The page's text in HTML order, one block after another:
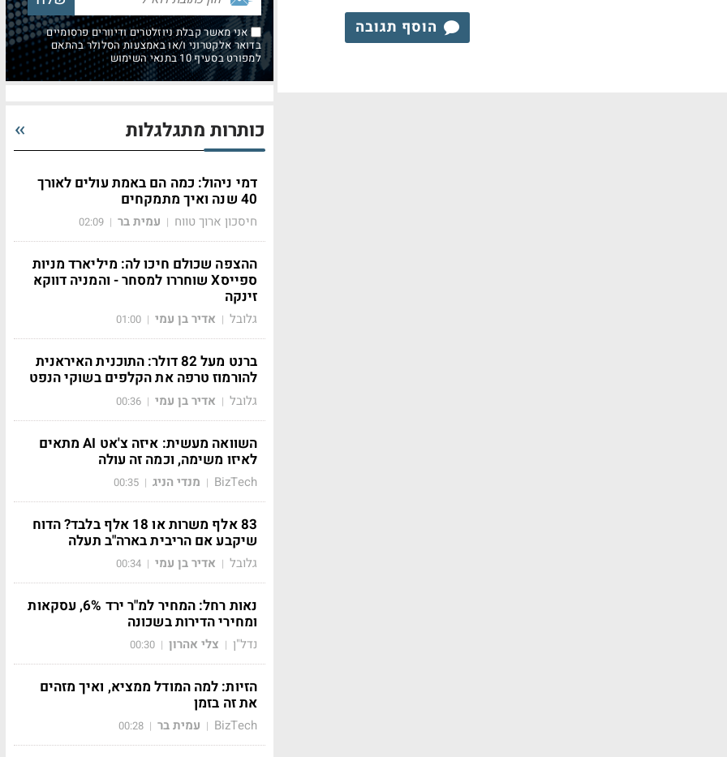
הוסף תגובה
אני מאשר קבלת ניוזלטרים ודיוורים פרסומיים
בדואר אלקטרוני ו/או באמצעות הסלולר בהתאם
למפורט בסעיף 10 בתנאי השימוש
כותרות מתגלגלות
דמי ניהול: כמה הם באמת עולים לאורך
40 שנה ואיך מתמקחים
חיסכון ארוך טווח | עמית בר |
02:09
ההצפה שכולם חיכו לה: מיליארד מניות
ספייסX שוחררו למסחר - והמניה דווקא
זינקה
גלובל | אדיר בן עמי |
01:00
ברנט מעל 82 דולר: התוכנית האיראנית
להורמוז טרפה את הקלפים בשוקי הנפט
גלובל | אדיר בן עמי |
00:36
השוואה מעשית: איזה צ'אט AI מתאים
לאיזו משימה, וכמה זה עולה
BizTech
| מנדי הניג |
00:35
83 אלף משרות או 18 אלף בלבד? הדוח
שיקבע אם הריבית בארה"ב תעלה
גלובל | אדיר בן עמי |
00:34
נאות רחל: המחיר למ"ר ירד 6%, עסקאות
ומחירי הדירות בשכונה
נדל"ן | צלי אהרון |
00:30
הזיות: למה המודל ממציא, ואיך מזהים
את זה בזמן
BizTech
| עמית בר |
00:28